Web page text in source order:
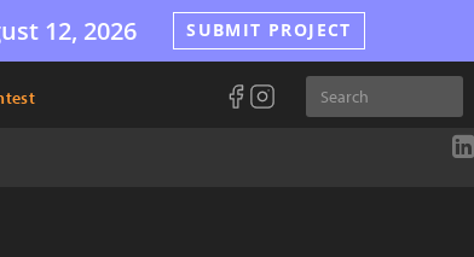
12, 2026 SUBMIT PROJECT